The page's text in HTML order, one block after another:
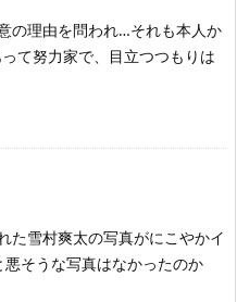
の理由を問われ…それも本人か
て努力家で、目立つつもりは
た雪村爽太の写真がにこやかイ
そうな写真はなかったのか